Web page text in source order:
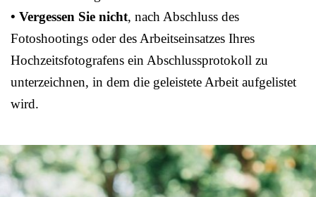
• Vergessen Sie nicht, nach Abschluss des
Fotoshootings oder des Arbeitseinsatzes Ihres
Hochzeitsfotografens ein Abschlussprotokoll zu
unterzeichnen, in dem die geleistete Arbeit aufgelistet
wird.